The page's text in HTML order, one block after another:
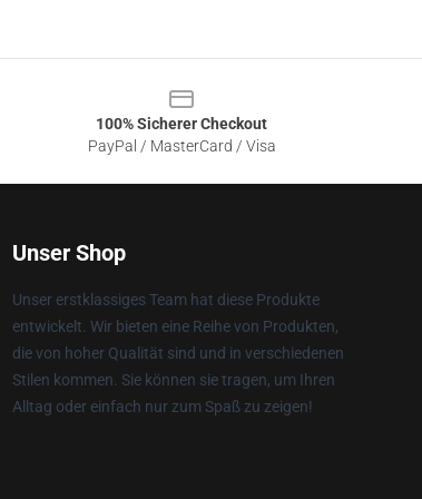
100% Sicherer Checkout
PayPal / MasterCard / Visa
Unser Shop
Unser erstklassiges Team hat diese Produkte
entwickelt. Wir bieten eine Reihe von Produkten,
die von hoher Qualität sind und in verschiedenen
Stilen kommen. Sie können sie tragen, um Ihren
Alltag oder einfach nur zum Spaß zu zeigen!